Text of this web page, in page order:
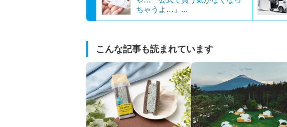
ちゃうよ…」...
こんな記事も読まれています